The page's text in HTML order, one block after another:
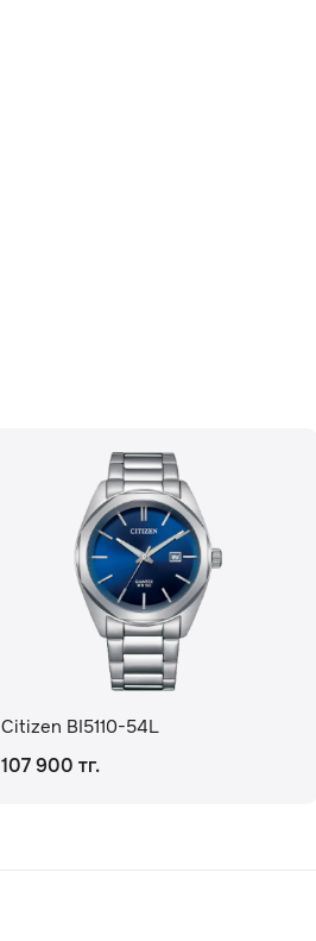
Citizen BI5110-54L
107 900 тг.